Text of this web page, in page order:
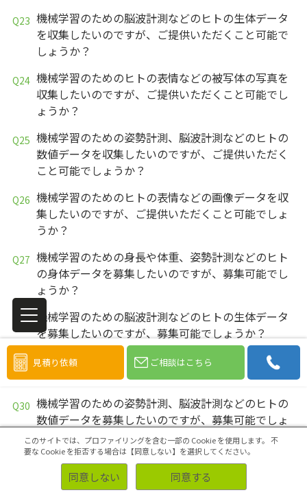
機械学習のための脳波計測などのヒトの生体データ
を収集したいのですが、ご提供いただくこと可能で
しょうか？
機械学習のためのヒトの表情などの被写体の写真を
収集したいのですが、ご提供いただくこと可能でし
ょうか？
機械学習のための姿勢計測、脳波計測などのヒトの
数値データを収集したいのですが、ご提供いただく
こと可能でしょうか？
機械学習のためのヒトの表情などの画像データを収
集したいのですが、ご提供いただくこと可能でしょ
うか？
機械学習のための身長や体重、姿勢計測などのヒト
の身体データを募集したいのですが、募集可能でし
ょうか？
機械学習のための脳波計測などのヒトの生体データ
を募集したいのですが、募集可能でしょうか？
機械学習のためのヒトの表情などの被写体の写真を
募集したいのですが、募集可能でしょうか？
機械学習のための姿勢計測、脳波計測などのヒトの
数値データを募集したいのですが、募集可能でしょ
うか？
機械学習のためのヒトの表情などの画像データを募
集したいのですが、募集可能でしょうか？
見積り依頼 ご相談はこちら
このサイトでは、プロファイリングを含む一部の Cookie を使用します。 不
要な Cookie を拒否する場合は【同意しない】を選択してください。
同意しない 同意する